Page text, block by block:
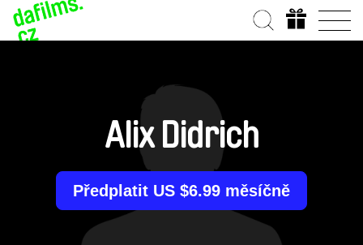
Alix Didrich
Předplatit US $6.99 měsíčně